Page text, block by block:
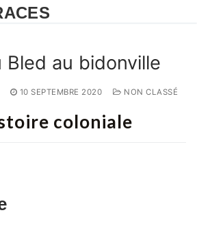
Bled au bidonville
10 SEPTEMBRE 2020 NON CLASSÉ
coloniale